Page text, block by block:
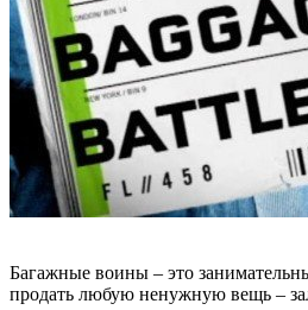
Багажные воины – это
продать любую ненужную вещь –